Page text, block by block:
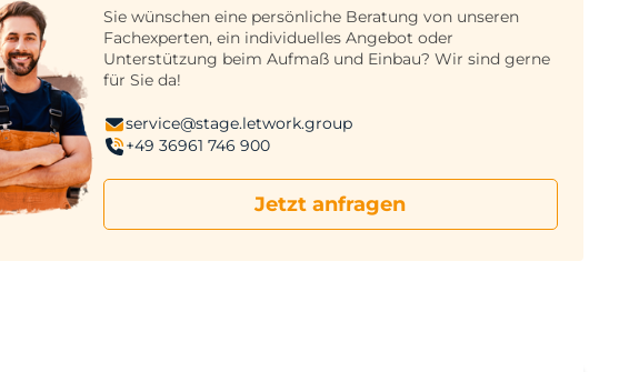
Sie wünschen eine persönliche Beratung von unseren
Fachexperten, ein individuelles Angebot oder
Unterstützung beim Aufmaß und Einbau? Wir sind gerne
für Sie da!
service@stage.letwork.group
+49 36961 746 900
Jetzt anfragen